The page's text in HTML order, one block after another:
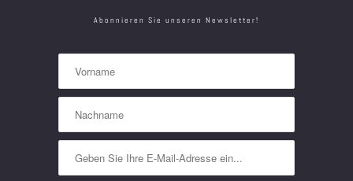
Abonnieren Sie unseren Newsletter!